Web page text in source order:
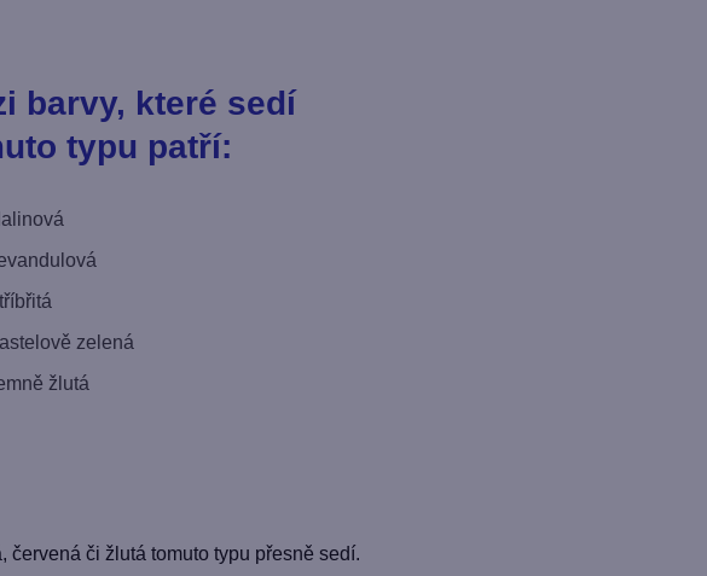
barvy, které sedí
typu patří:
zelená
žlutá
červená či žlutá tomuto typu přesně sedí.